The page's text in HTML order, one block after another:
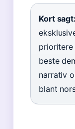
Kort sagt:
prioritere
beste
narrativ
blant